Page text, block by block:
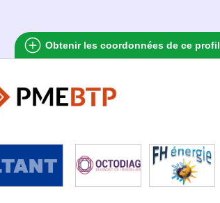
Obtenir les coordonnées de ce profil